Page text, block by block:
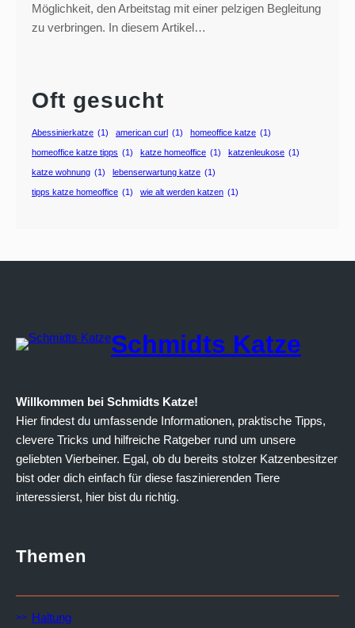
Möglichkeit, den Arbeitstag mit einer pelzigen Begleitung
zu verbringen. In diesem Artikel…
Oft gesucht
Abessinierkatze (1) american curl (1) homeoffice katze (1)
homeoffice katze tipps (1) katze homeoffice (1) katzenleukose (1)
katze wohnung (1) lebenserwartung katze (1)
tipps katze homeoffice (1) wie alt werden katzen (1)
Schmidts Katze
Willkommen bei Schmidts Katze!
Hier findest du umfassende Informationen, praktische Tipps,
clevere Tricks und hilfreiche Ratgeber rund um unsere
geliebten Vierbeiner. Egal, ob du bereits stolzer Katzenbesitzer
bist oder dich einfach für diese faszinierenden Tiere
interessierst, hier bist du richtig.
Themen
Haltung